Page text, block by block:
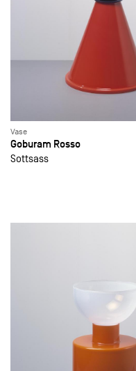
Vase
Goburam Rosso
Sottsass